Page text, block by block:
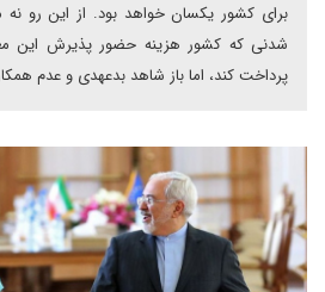
برای کشور یکسان خواهد بود. از این رو
شدنی که کشور هزینه حضور پذیرش این
پرداخت کند، اما باز شاهد بدعهدی و عدم